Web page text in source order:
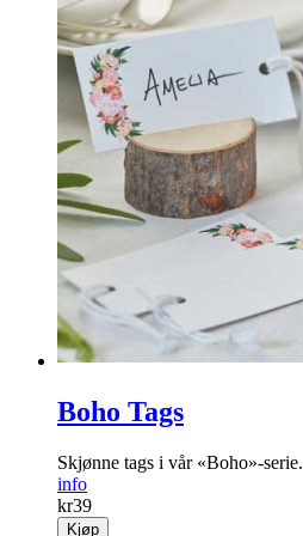
Boho Tags
Skjønne tags i vår «Boho»-serie.
info
kr39
Kjøp